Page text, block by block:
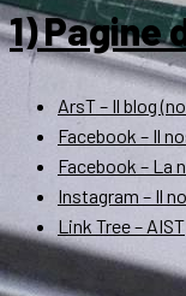
1) Pagine
ArsT – Il blog
Facebook – Il
Facebook – La
Instagram – Il
Link Tree – AIST